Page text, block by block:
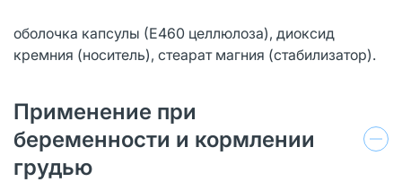
оболочка капсулы (Е460 целлюлоза), диоксид
кремния (носитель), стеарат магния (стабилизатор).
Применение при
беременности и кормлении
грудью